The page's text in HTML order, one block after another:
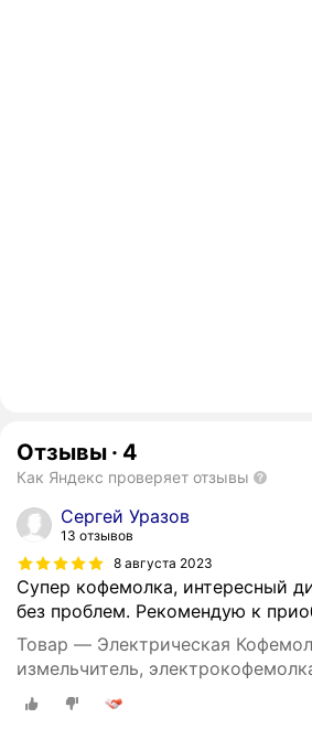
Отзывы · 4
Как Яндекс проверяет отзывы
Сергей Уразов
13 отзывов
8 августа 2023
Супер кофемолка, интересный
без проблем. Рекомендую к
Товар — Электрическая
измельчитель,
из пищевой нержавеющей
дома